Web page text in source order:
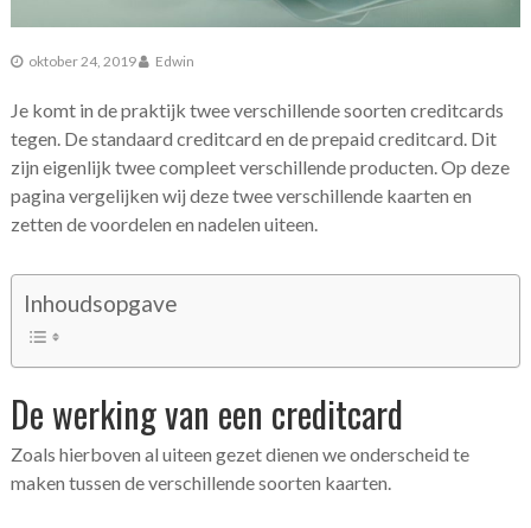
oktober 24, 2019 Edwin
Je komt in de praktijk twee verschillende soorten creditcards
tegen. De standaard creditcard en de prepaid creditcard. Dit
zijn eigenlijk twee compleet verschillende producten. Op deze
pagina vergelijken wij deze twee verschillende kaarten en
zetten de voordelen en nadelen uiteen.
Inhoudsopgave
De werking van een creditcard
Zoals hierboven al uiteen gezet dienen we onderscheid te
maken tussen de verschillende soorten kaarten.